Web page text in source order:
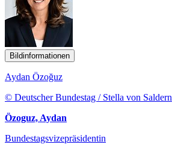
Bildinformationen
Aydan Özoğuz
© Deutscher Bundestag / Stella von Saldern
Özoguz, Aydan
Bundestagsvizepräsidentin